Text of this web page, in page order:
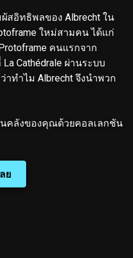
สอิทธิพลของ Albrecht ใน
ใหม่สามคน ได้แก่
คนแรกจาก
Cathédrale ผ่านระบบ
ทำไม Albrecht จึงนำพวก
นคลังของคุณด้วยคอลเลกชัน
ย